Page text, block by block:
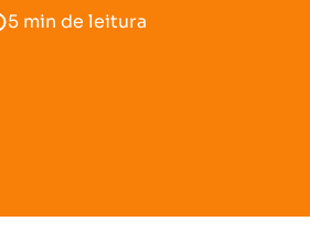
5 min de leitura